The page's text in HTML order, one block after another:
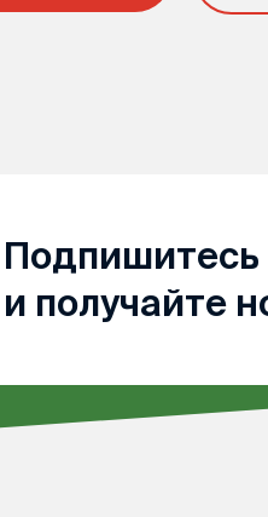
Подпишитесь
и получайте